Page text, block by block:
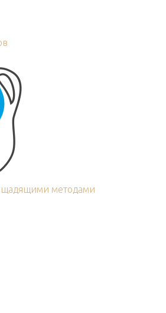
щадящими методами